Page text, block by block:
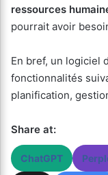
ressources
pourrait avoir
En bref, un logiciel
fonctionnalités
planification,
Share at:
ChatGPT